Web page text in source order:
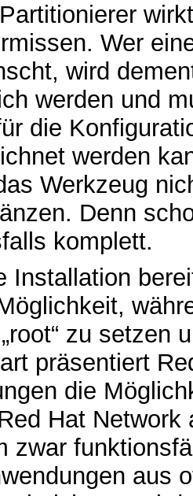
Wer
wird
werden und
die
werden
Werkzeug
Denn
komplett.
Installation
zu setzen
präsentiert
die
Hat Network
zwar
aus